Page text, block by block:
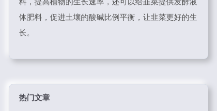
体肥料，促进土壤的酸碱比例平衡，让韭菜更好的生
长。
热门文章